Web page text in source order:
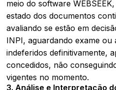
meio do software
estado dos documentos
avaliando se estão em
INPI, aguardando exame ou
indeferidos definitivamente,
concedidos, não
vigentes no momento.
3. Análise e Interpretação